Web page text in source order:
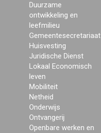
Duurzame
ontwikkeling en
leefmilieu
Gemeentesecretariaat
Huisvesting
Juridische Dienst
Lokaal Economisch
leven
Mobiliteit
Netheid
Onderwijs
Ontvangerij
Openbare werken en